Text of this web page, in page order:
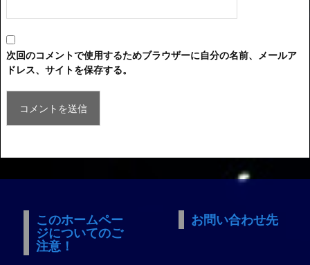
次回のコメントで使用するためブラウザーに自分の名前、メールア
ドレス、サイトを保存する。
このホームペー
ジについてのご
注意！
お問い合わせ先